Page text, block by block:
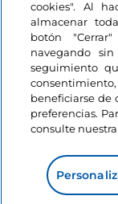
cookies". Al
almacenar
botón
navegando
seguimiento
beneficiarse de
preferencias.
consulte nuestra